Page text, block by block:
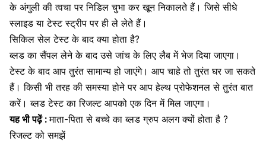
के अंगुली की त्वचा पर निडिल चुभा कर खून निकालते हैं। जिसे सीधे
स्लाइड या टेस्ट स्ट्रीप पर ही ले लेते हैं।
सिकिल सेल टेस्ट के बाद क्या होता है?
ब्लड का सैंपल लेने के बाद उसे जांच के लिए लैब में भेज दिया जाएगा।
टेस्ट के बाद आप तुरंत सामान्य हो जाएंगे। आप चाहे तो तुरंत घर जा सकते
हैं। किसी भी तरह की समस्या होने पर आप हेल्थ प्रोफेशनल से तुरंत बात
करें। ब्लड टेस्ट का रिजल्ट आपको एक दिन में मिल जाएगा।
यह भी पढ़ें :माता-पिता से बच्चे का ब्लड ग्रुप अलग क्यों होता है ?
रिजल्ट को समझें